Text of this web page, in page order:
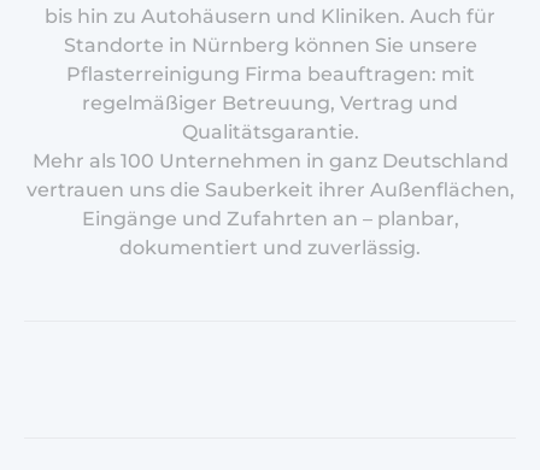
bis hin zu Autohäusern und Kliniken. Auch für
Standorte in Nürnberg können Sie unsere
Pflasterreinigung Firma beauftragen: mit
regelmäßiger Betreuung, Vertrag und
Qualitätsgarantie.
Mehr als 100 Unternehmen in ganz Deutschland
vertrauen uns die Sauberkeit ihrer Außenflächen,
Eingänge und Zufahrten an – planbar,
dokumentiert und zuverlässig.